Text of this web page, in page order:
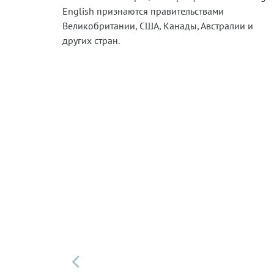
English признаются правительствами
Великобритании, США, Канады, Австралии и
других стран.
